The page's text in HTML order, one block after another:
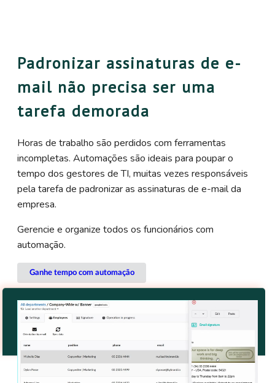
Padronizar assinaturas de e-
mail não precisa ser uma
tarefa demorada
Horas de trabalho são perdidos com ferramentas
incompletas. Automações são ideais para poupar o
tempo dos gestores de TI, muitas vezes responsáveis
pela tarefa de padronizar as assinaturas de e-mail da
empresa.
Gerencie e organize todos os funcionários com
automação.
Ganhe tempo com automação